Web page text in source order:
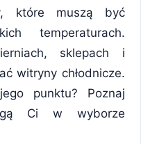
które muszą być
temperaturach.
sklepach i
witryny chłodnicze.
punktu? Poznaj
Ci w wyborze